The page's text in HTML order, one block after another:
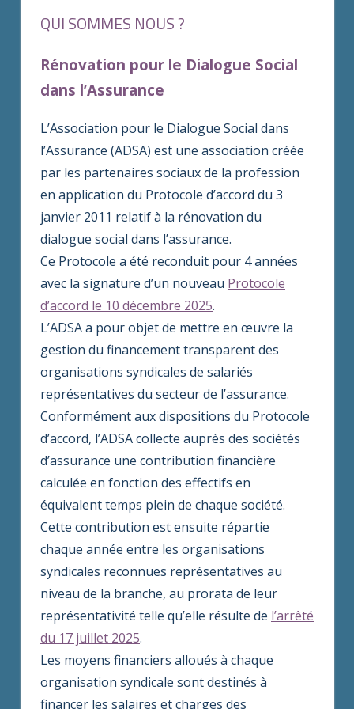
QUI SOMMES NOUS ?
Rénovation pour le Dialogue Social
dans l’Assurance
L’Association pour le Dialogue Social dans
l’Assurance (ADSA) est une association créée
par les partenaires sociaux de la profession
en application du Protocole d’accord du 3
janvier 2011 relatif à la rénovation du
dialogue social dans l’assurance.
Ce Protocole a été reconduit pour 4 années
avec la signature d’un nouveau Protocole
d’accord le 10 décembre 2025.
L’ADSA a pour objet de mettre en œuvre la
gestion du financement transparent des
organisations syndicales de salariés
représentatives du secteur de l’assurance.
Conformément aux dispositions du Protocole
d’accord, l’ADSA collecte auprès des sociétés
d’assurance une contribution financière
calculée en fonction des effectifs en
équivalent temps plein de chaque société.
Cette contribution est ensuite répartie
chaque année entre les organisations
syndicales reconnues représentatives au
niveau de la branche, au prorata de leur
représentativité telle qu’elle résulte de l’arrêté
du 17 juillet 2025.
Les moyens financiers alloués à chaque
organisation syndicale sont destinés à
financer les salaires et charges des